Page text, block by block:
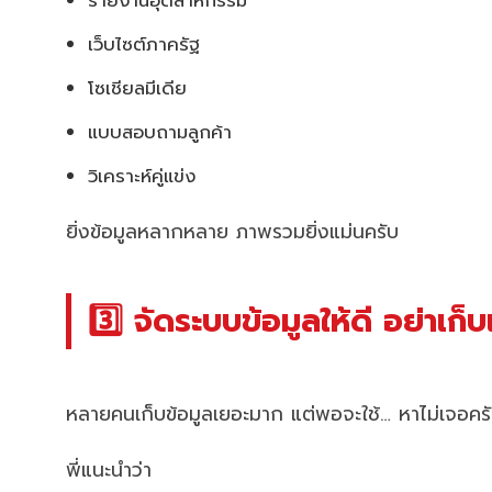
เว็บไซต์ภาครัฐ
โซเชียลมีเดีย
แบบสอบถามลูกค้า
วิเคราะห์คู่แข่ง
ยิ่งข้อมูลหลากหลาย ภาพรวมยิ่งแม่นครับ
3️⃣ จัดระบบข้อมูลให้ดี อย่าเก็
หลายคนเก็บข้อมูลเยอะมาก แต่พอจะใช้… หาไม่เจอค
พี่แนะนำว่า